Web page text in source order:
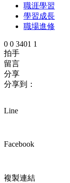
職涯學習
學習成長
職場進修
0 0 3401 1
拍手
留言
分享
分享到：
Line
Facebook
複製連結